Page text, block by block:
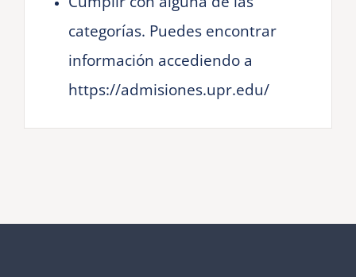
categorías. Puedes encontrar
información accediendo a
https://admisiones.upr.edu/